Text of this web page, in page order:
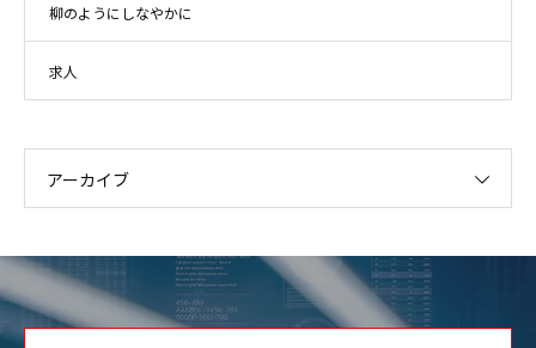
柳のようにしなやかに
求人
アーカイブ